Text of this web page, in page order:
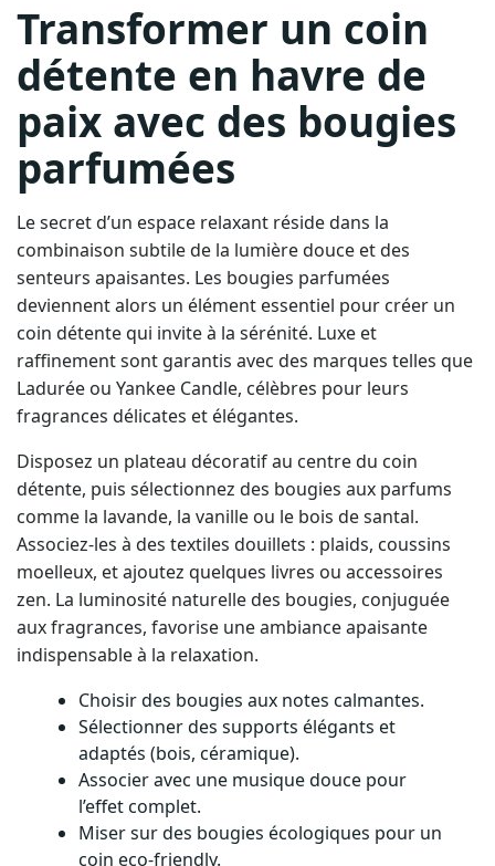
Transformer un coin
détente en havre de
paix avec des bougies
parfumées
Le secret d’un espace relaxant réside dans la
combinaison subtile de la lumière douce et des
senteurs apaisantes. Les bougies parfumées
deviennent alors un élément essentiel pour créer un
coin détente qui invite à la sérénité. Luxe et
raffinement sont garantis avec des marques telles que
Ladurée ou Yankee Candle, célèbres pour leurs
fragrances délicates et élégantes.
Disposez un plateau décoratif au centre du coin
détente, puis sélectionnez des bougies aux parfums
comme la lavande, la vanille ou le bois de santal.
Associez-les à des textiles douillets : plaids, coussins
moelleux, et ajoutez quelques livres ou accessoires
zen. La luminosité naturelle des bougies, conjuguée
aux fragrances, favorise une ambiance apaisante
indispensable à la relaxation.
Choisir des bougies aux notes calmantes.
Sélectionner des supports élégants et
adaptés (bois, céramique).
Associer avec une musique douce pour
l’effet complet.
Miser sur des bougies écologiques pour un
coin eco-friendly.